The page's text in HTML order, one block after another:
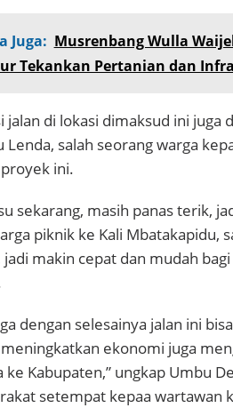
Juga: Musrenbang Wulla
Tekankan Pertanian dan
jalan di lokasi dimaksud ini juga
Lenda, salah seorang warga
ini.
sekarang, masih panas terik,
piknik ke Kali Mbatakapidu,
jadi makin cepat dan mudah
dengan selesainya jalan ini
ekonomi juga
ke Kabupaten,” ungkap Umbu
setempat kepaa wartawan